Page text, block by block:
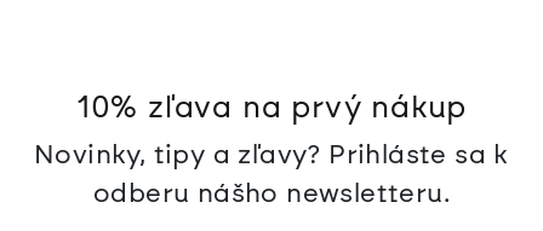
10% zľava na prvý nákup
Novinky, tipy a zľavy? Prihláste sa k
odberu nášho newsletteru.